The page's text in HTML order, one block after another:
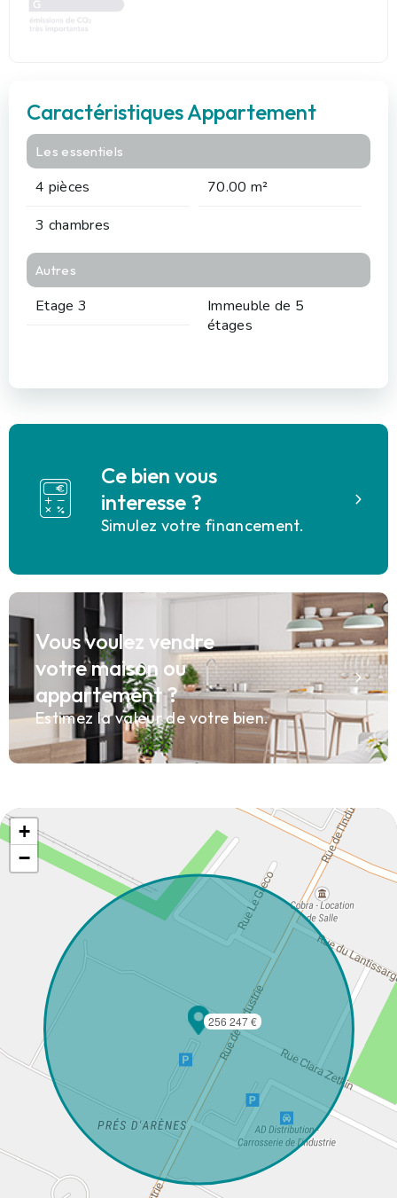
Caractéristiques Appartement
Les essentiels
4 pièces
70.00 m²
3 chambres
Autres
Etage 3
Immeuble de 5
étages
Ce bien vous
interesse ?
Simulez votre financement.
Vous voulez vendre
votre maison ou
appartement ?
Estimez la valeur de votre bien.
256 247 €
+
−